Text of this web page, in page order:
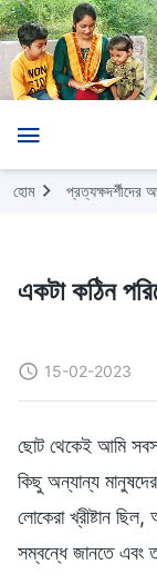
হোম প্রত্যক্ষদর্শীদের
একটা কঠিন
15-02-2023
ছোট থেকেই আমি
কিছু অন্যান্য
লোকেরা খ্রীষ্টান
সম্বন্ধে জানতে এবং